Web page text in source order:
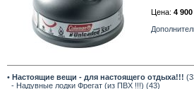
Цена: 4
• Настоящие вещи - для настоящего отдыха!!!
- Надувные лодки Фрегат (из ПВХ !!!) (43)